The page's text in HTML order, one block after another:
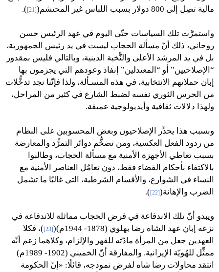
مالية تصِل إلى 800 دولار بسبب اللباس غير المحتشم(
[21]
).
واستمرَّت تلك السياسات حتّى اليوم في عهد الرئيس حسن
روحاني، ذلك أنّ مسألة الحجاب ليست في يد رئيس الجمهورية،
بل في يد المرشد الأعلى والنًّخبة الدينية، وبالتالي فليس بمقدور
“الإصلاحيين” أو “المعتدلين” إنفاذ وعودهم التي يجزمون بها
إبان حملاتهم الانتخابية، في هذه المسـألة، ولذا فإنّنا نجد تدخُّلات
من الحرس الثوري نفسه لضبط الشارع في كثير من المراحل،
ولهذا دلالات ثقافية وأيديولوجية عميقة.
وبسبب هذا يحذِّر الإصلاحيون وبعض المحسوبين على النظام
من ردود الفعل العكسية، ومن تضخُّم دوائر التمرُّد والمعارضة
بسبب تعاطي الأجهزة الأمنية مع مسألة الحجاب، وطالبوا
بالاكتفاء بأحكام القضاء فقط، دون تعامُل العناصر الأمنية مع
النساء في الشوارع، والأقسام الشرطية، التي غالبًا ما تشمل
الضرب والإهانة([22]
).
ويبدو أنّ تلك الاندفاعة في فرض الحجاب مماثلة للاندفاعة في
نزعه إبان عهد الشاه رضا بهلوي (1878- 1944م)(
[23]
)، فكلا
العهدين جعل من المرأة مادّته للقهر والإلزام، وكلاهما زعم أنّه
ممثِّل للهُويّة الإيرانية. والمفارقة أنّ الخميني (1902- 1989م)
انتقد محاولات رضا شاه لفرض نموذجه، قائلًا: «إنّ الحكومة